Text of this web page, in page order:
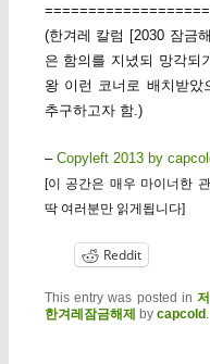
(한겨레 칼럼 [2030 잠금
은 함의를 지녔되 망각되
왕 이런 코너로 배치받았
추구하고자 함.)
– Copyleft 2013 by
[이 공간은 매우 마이너한
딱 여러분만 읽게됩니다]
Reddit
This entry was posted in
한겨레잠금해제 by capcold .